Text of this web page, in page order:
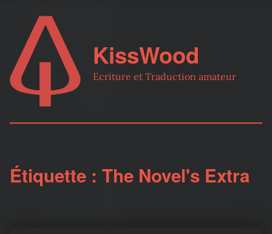
KissWood
Ecriture et Traduction amateur
Étiquette : The Novel's Extra